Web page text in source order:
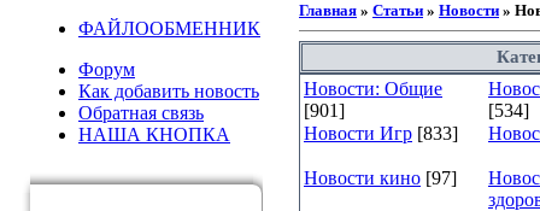
ФАЙЛООБМЕННИК
Форум
Как добавить новость
Обратная связь
НАША КНОПКА
Главная » Статьи » Новости »
Новости: Общие
[901]
[534]
Новости Игр [833]
Новости кино [97]